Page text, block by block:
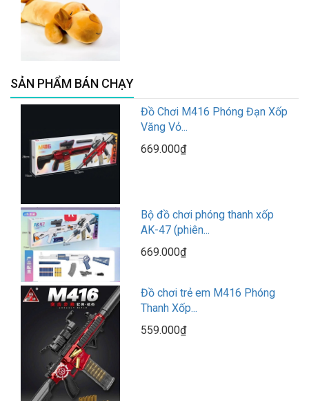
SẢN PHẨM BÁN CHẠY
Đồ Chơi M416 Phóng Đạn Xốp
Văng Vỏ...
669.000₫
Bộ đồ chơi phóng thanh xốp
AK-47 (phiên...
669.000₫
Đồ chơi trẻ em M416 Phóng
Thanh Xốp...
559.000₫